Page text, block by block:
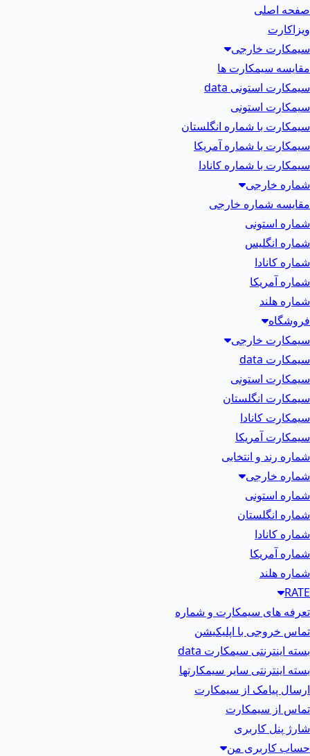
صفحه اصلی
ویزاکارت
سیمکارت خارجی
مقایسه سیمکارت ها
سیمکارت استونی data
سیمکارت استونی
سیمکارت با شماره انگلستان
سیمکارت با شماره آمریکا
سیمکارت با شماره کانادا
شماره خارجی
مقایسه شماره خارجی
شماره استونی
شماره انگلیس
شماره کانادا
شماره آمریکا
شماره هلند
فروشگاه
سیمکارت خارجی
سیمکارت data
سیمکارت استونی
سیمکارت انگلستان
سیمکارت کانادا
سیمکارت آمریکا
شماره رند و انتخابی
شماره خارجی
شماره استونی
شماره انگلستان
شماره کانادا
شماره آمریکا
شماره هلند
RATE
تعرفه های سیمکارت و شماره
تماس خروجی با اپلیکیشن
بسته اینترنتی سیمکارت data
بسته اینترنتی سایر سیمکارتها
ارسال پیامک از سیمکارت
تماس از سیمکارت
شارژ پنل کاربری
حساب کاربری من